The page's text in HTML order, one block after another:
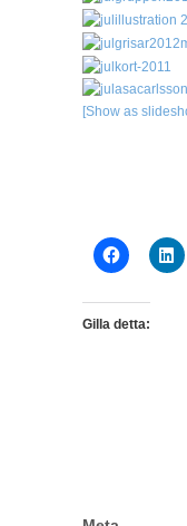
[Show as
Gilla detta: